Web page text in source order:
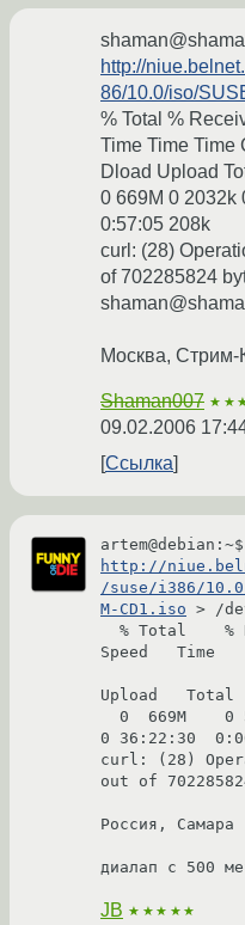
http://
86/10.0/iso/
% Total %
Time Time Time
Dload Upload
0 669M 0 2032k
0:57:05 208k
curl: (28)
of 702285824
Москва, Стрим-
Shaman007
09.02.2006
Ссылка
http://
/suse/i386/
M-CD1.iso > /
Speed   Time
Upload   Total
0 36:22:30
curl: (28)
out of
Россия, Самара
диалап с 500
JB ★★★★★